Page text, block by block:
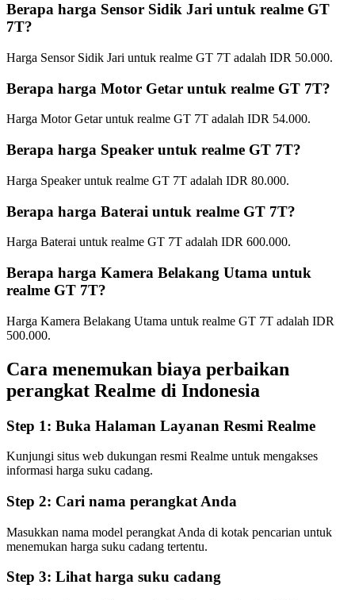
Berapa harga Sensor Sidik Jari untuk realme GT
7T?
Harga Sensor Sidik Jari untuk realme GT 7T adalah IDR 50.000.
Berapa harga Motor Getar untuk realme GT 7T?
Harga Motor Getar untuk realme GT 7T adalah IDR 54.000.
Berapa harga Speaker untuk realme GT 7T?
Harga Speaker untuk realme GT 7T adalah IDR 80.000.
Berapa harga Baterai untuk realme GT 7T?
Harga Baterai untuk realme GT 7T adalah IDR 600.000.
Berapa harga Kamera Belakang Utama untuk
realme GT 7T?
Harga Kamera Belakang Utama untuk realme GT 7T adalah IDR
500.000.
Cara menemukan biaya perbaikan
perangkat Realme di Indonesia
Step 1: Buka Halaman Layanan Resmi Realme
Kunjungi situs web dukungan resmi Realme untuk mengakses
informasi harga suku cadang.
Step 2: Cari nama perangkat Anda
Masukkan nama model perangkat Anda di kotak pencarian untuk
menemukan harga suku cadang tertentu.
Step 3: Lihat harga suku cadang